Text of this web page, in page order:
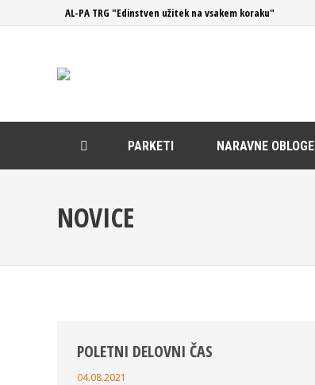
AL-PA TRG "Edinstven užitek na vsakem koraku"
PARKETI NARAVNE OBLOGE
NOVICE
POLETNI DELOVNI ČAS
04.08.2021